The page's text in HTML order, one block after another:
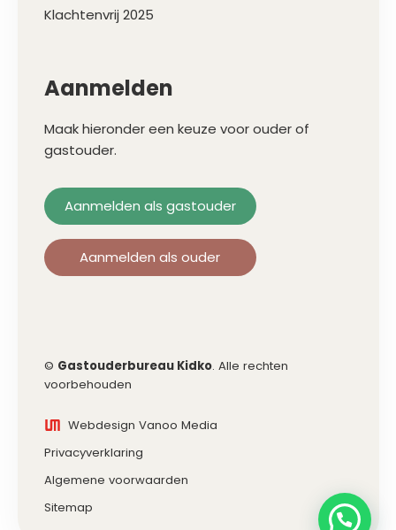
Klachtenvrij 2025
Aanmelden
Maak hieronder een keuze voor ouder of
gastouder.
Aanmelden als gastouder
Aanmelden als ouder
© Gastouderbureau Kidko. Alle rechten
voorbehouden
Webdesign Vanoo Media
Privacyverklaring
Algemene voorwaarden
Sitemap